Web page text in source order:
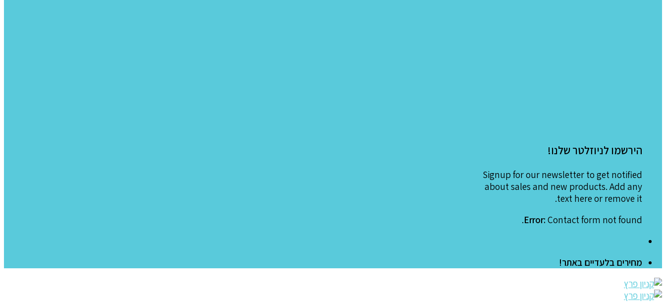
הירשמו לניוזלטר שלנו!
Signup for our newsletter to get notified
about sales and new products. Add any
text here or remove it.
Error: Contact form not found.
מחירים בלעדיים באתר!